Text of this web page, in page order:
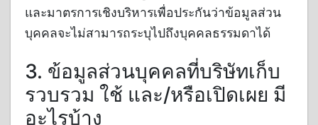
และมาตรการเชิงบริหารเพื่อประกันว่าข้อมูลส่วน
บุคคลจะไม่สามารถระบุไปถึงบุคคลธรรมดาได้
3. ข้อมูลส่วนบุคคลที่บริษัทเก็บ
รวบรวม ใช้ และ/หรือเปิดเผย มี
อะไรบ้าง